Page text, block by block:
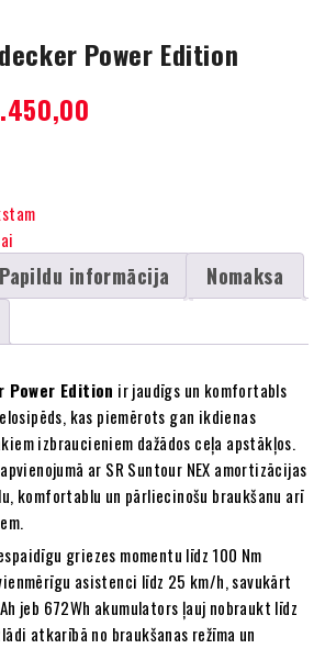
Power Edition
Papildu informācija
Nomaksa
Power Edition ir jaudīgs un komfortabls
kas piemērots gan ikdienas
izbraucieniem dažādos ceļa apstākļos.
ar SR Suntour NEX amortizācijas
komfortablu un pārliecinošu braukšanu arī
griezes momentu līdz 100 Nm
asistenci līdz 25 km/h, savukārt
jeb 672Wh akumulators ļauj nobraukt līdz
atkarībā no braukšanas režīma un